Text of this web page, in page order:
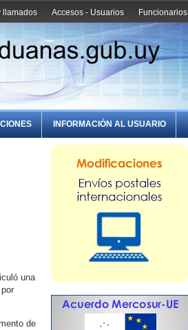
Funcionarios
Accesos - Usuarios
llamados
INFORMACIÓN AL USUARIO
una
de